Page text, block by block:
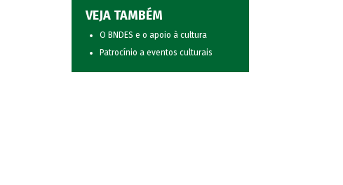
VEJA TAMBÉM
O BNDES e o apoio à cultura
Patrocínio a eventos culturais